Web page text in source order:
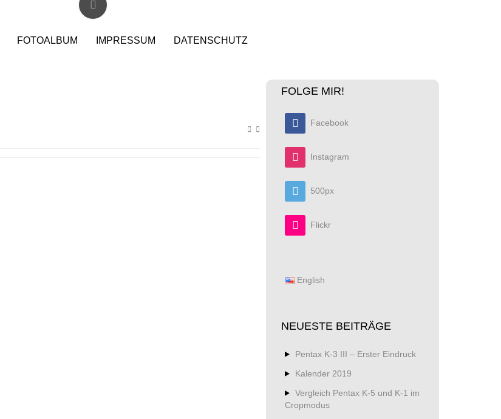
FOTOALBUM IMPRESSUM DATENSCHUTZ
FOLGE MIR!
Facebook
Instagram
500px
Flickr
English
NEUESTE BEITRÄGE
Pentax K-3 III – Erster Eindruck
Kalender 2019
Vergleich Pentax K-5 und K-1 im
Cropmodus